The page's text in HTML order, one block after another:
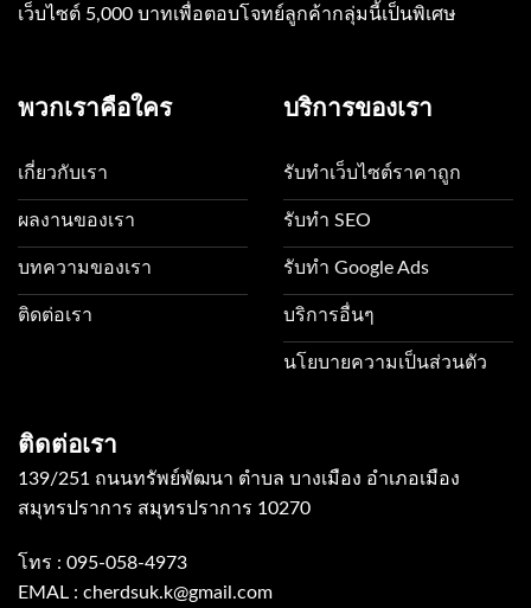
เว็บไซต์ 5,000 บาทเพื่อตอบโจทย์ลูกค้ากลุ่มนี้เป็นพิเศษ
พวกเราคือใคร
เกี่ยวกับเรา
ผลงานของเรา
บทความของเรา
ติดต่อเรา
บริการของเรา
รับทำเว็บไซต์ราคาถูก
รับทำ SEO
รับทำ Google Ads
บริการอื่นๆ
นโยบายความเป็นส่วนตัว
ติดต่อเรา
139/251 ถนนทรัพย์พัฒนา ตำบล บางเมือง อำเภอเมือง
สมุทรปราการ สมุทรปราการ 10270
โทร : 095-058-4973
EMAL : cherdsuk.k@gmail.com